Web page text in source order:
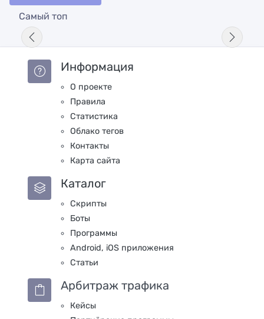
Самый топ
Информация
О проекте
Правила
Статистика
Облако тегов
Контакты
Карта сайта
Каталог
Скрипты
Боты
Программы
Android, iOS приложения
Статьи
Арбитраж трафика
Кейсы